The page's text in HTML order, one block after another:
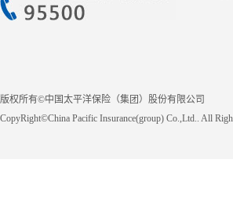
版权所有©中国太平洋保险（集团）股份有限公司
CopyRight©China Pacific Insurance(group) Co.,Ltd.. All